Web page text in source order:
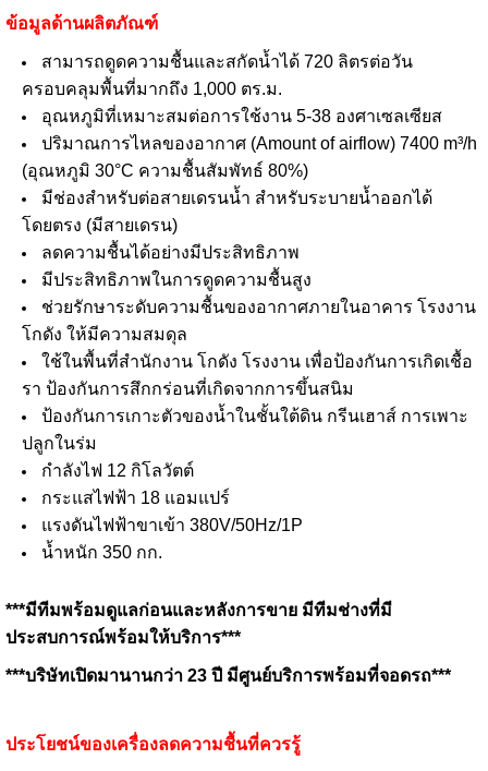
ข้อมูลด้านผลิตภัณฑ์
สามารถดูดความชื้นและสกัดน้ำได้ 720 ลิตรต่อวัน
ครอบคลุมพื้นที่มากถึง 1,000 ตร.ม.
อุณหภูมิที่เหมาะสมต่อการใช้งาน 5-38 องศาเซลเซียส
ปริมาณการไหลของอากาศ (Amount of airflow) 7400 m³/h
(อุณหภูมิ 30°C ความชื้นสัมพัทธ์ 80%)
มีช่องสำหรับต่อสายเดรนน้ำ สำหรับระบายน้ำออกได้
โดยตรง (มีสายเดรน)
ลดความชื้นได้อย่างมีประสิทธิภาพ
มีประสิทธิภาพในการดูดความชื้นสูง
ช่วยรักษาระดับความชื้นของอากาศภายในอาคาร โรงงาน
โกดัง ให้มีความสมดุล
ใช้ในพื้นที่สำนักงาน โกดัง โรงงาน เพื่อป้องกันการเกิดเชื้อ
รา ป้องกันการสึกกร่อนที่เกิดจากการขึ้นสนิม
ป้องกันการเกาะตัวของน้ำในชั้นใต้ดิน กรีนเฮาส์ การเพาะ
ปลูกในร่ม
กำลังไฟ 12 กิโลวัตต์
กระแสไฟฟ้า 18 แอมแปร์
แรงดันไฟฟ้าขาเข้า 380V/50Hz/1P
น้ำหนัก 350 กก.
***มีทีมพร้อมดูแลก่อนและหลังการขาย มีทีมช่างที่มี
ประสบการณ์พร้อมให้บริการ***
***บริษัทเปิดมานานกว่า 23 ปี มีศูนย์บริการพร้อมที่จอดรถ***
ประโยชน์ของเครื่องลดความชื้นที่ควรรู้